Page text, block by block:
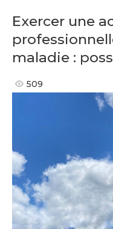
Exercer une
maladie :
509